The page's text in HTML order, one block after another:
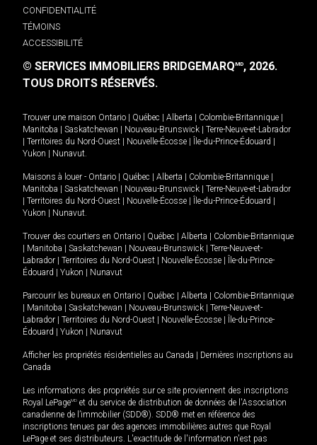
CONFIDENTIALITÉ
TÉMOINS
ACCESSIBILITÉ
© SERVICES IMMOBILIERS BRIDGEMARQMD, 2026.
TOUS DROITS RÉSERVÉS.
Trouver une maison Ontario Québec Alberta Colombie-Britannique
Manitoba
Saskatchewan Nouveau-Brunswick
Terre-Neuve-et-Labrador
Territoires du Nord-Ouest Nouvelle-Écosse Île-du-Prince-Édouard
Yukon
Nunavut.
Maisons à louer - Ontario Québec Alberta Colombie-Britannique
Manitoba
Saskatchewan Nouveau-Brunswick
Terre-Neuve-et-Labrador
Territoires du Nord-Ouest Nouvelle-Écosse Île-du-Prince-Édouard
Yukon
Nunavut.
Trouver des courtiers en Ontario Québec Alberta
Colombie-Britannique
Manitoba Saskatchewan Nouveau-Brunswick
Terre-Neuve-et-
Labrador
Territoires du Nord-Ouest Nouvelle-Écosse
Île-du-Prince-
Édouard
Yukon Nunavut
Parcourir les bureaux en Ontario Québec Alberta
Colombie-Britannique
Manitoba Saskatchewan Nouveau-Brunswick
Terre-Neuve-et-
Labrador
Territoires du Nord-Ouest Nouvelle-Écosse
Île-du-Prince-
Édouard
Yukon Nunavut
Afficher les propriétés résidentielles au Canada
Dernières inscriptions au
Canada
Les informations des propriétés sur ce site proviennent des inscriptions
Royal LePageMD et du service de distribution de données de l'Association
canadienne de l’immobilier (SDD®). SDD® met en référence des
inscriptions tenues par des agences immobilières autres que Royal
LePage et ses distributeurs. L'exactitude de l'information n'est pas